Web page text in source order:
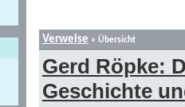
Verweise » Übersicht
Gerd Röpke:
Geschichte